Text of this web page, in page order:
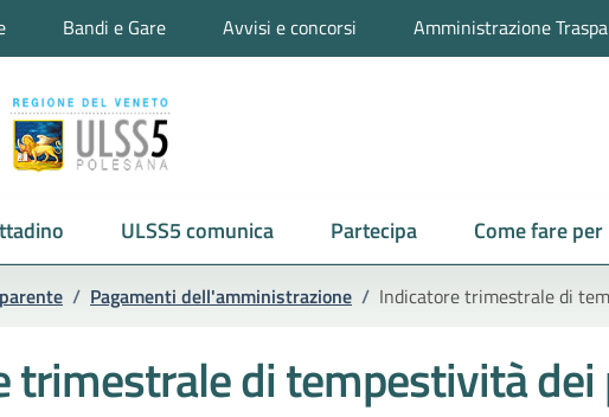
Bandi e Gare Avvisi e concorsi Amministrazione
ULSS5 comunica Partecipa Come fare per
/ Pagamenti dell'amministrazione / Indicatore trimestrale di
trimestrale di tempestività